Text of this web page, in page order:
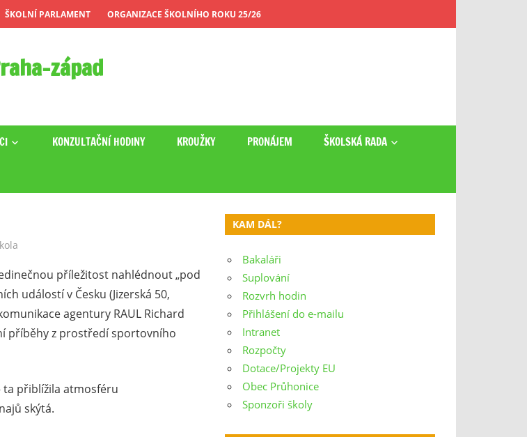
ŠKOLNÍ PARLAMENT ORGANIZACE ŠKOLNÍHO ROKU 25/26
západ
KONZULTAČNÍ HODINY KROUŽKY PRONÁJEM ŠKOLSKÁ RADA
příležitost nahlédnout „pod
událostí v Česku (Jizerská 50,
agentury RAUL Richard
příběhy z prostředí sportovního
ta přiblížila atmosféru
skýtá.
KAM DÁL?
Bakaláři
Suplování
Rozvrh hodin
Přihlášení do e-mailu
Intranet
Rozpočty
Dotace/Projekty EU
Obec Průhonice
Sponzoři školy